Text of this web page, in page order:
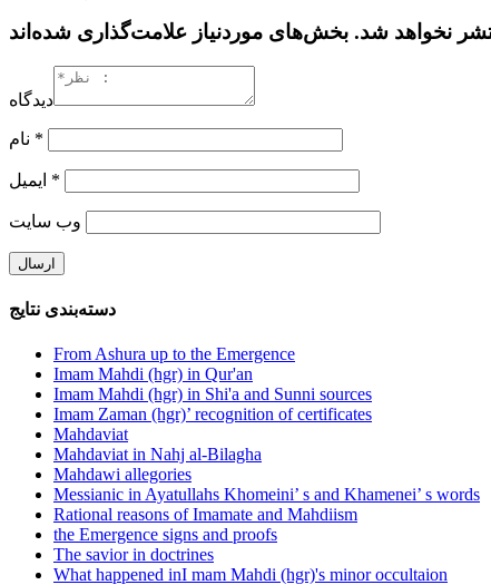
دیدگاه
*
*
وب‌ سایت
دسته‌بندی نتایج
From Ashura up to the Emergence
Imam Mahdi (hgr) in Qur'an
Imam Mahdi (hgr) in Shi'a and Sunni sources
Imam Zaman (hgr)’ recognition of certificates
Mahdaviat
Mahdaviat in Nahj al-Bilagha
Mahdawi allegories
Messianic in Ayatullahs Khomeini’ s and Khamenei’ s words
Rational reasons of Imamate and Mahdiism
the Emergence signs and proofs
The savior in doctrines
What happened inI mam Mahdi (hgr)'s minor occultaion